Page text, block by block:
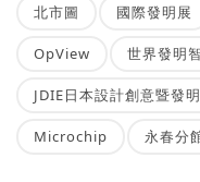
北市圖 國際發明展
OpView 世界發明
JDIE日本設計創意暨發
Microchip 永春分